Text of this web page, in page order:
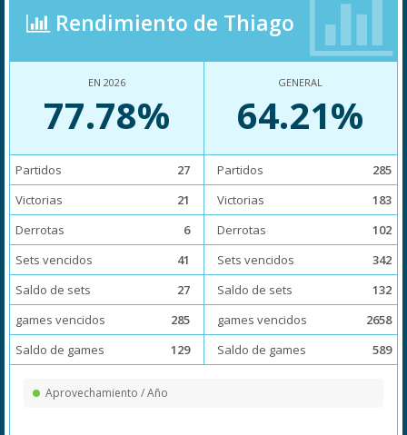
Rendimiento de Thiago
EN 2026
77.78%
Partidos
27
Victorias
21
Derrotas
6
Sets vencidos
41
Saldo de sets
27
games vencidos
285
Saldo de games
129
GENERAL
64.21%
Partidos
285
Victorias
183
Derrotas
102
Sets vencidos
342
Saldo de sets
132
games vencidos
2658
Saldo de games
589
Aprovechamiento / Año